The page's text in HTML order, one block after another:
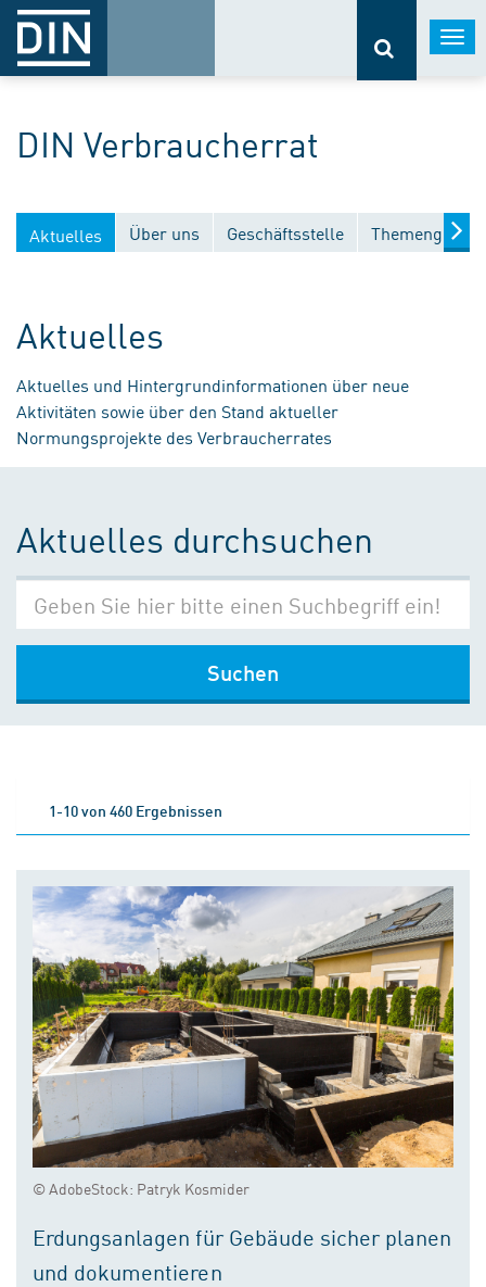
DIN Verbraucherrat
Aktuelles Über uns Geschäftsstelle
Aktuelles
Aktuelles und Hintergrundinformationen über neue
Aktivitäten sowie über den Stand aktueller
Normungsprojekte des Verbraucherrates
Aktuelles durchsuchen
Suchen
1-10 von 460 Ergebnissen
© AdobeStock: Patryk Kosmider
Erdungsanlagen für Gebäude sicher planen
und dokumentieren